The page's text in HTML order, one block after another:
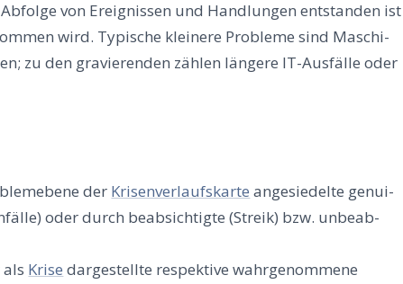
von Ereig­nis­sen und Hand­lun­gen ent­stan­den ist
wird. Typi­sche klei­ne­re Pro­ble­me sind Maschi­
zu den gra­vie­ren­den zäh­len län­ge­re IT-Aus­fäl­le oder
der Kri­sen­ver­laufs­kar­te ange­sie­del­te genui­
oder durch beab­sich­tig­te (Streik) bzw. unbe­ab­
Kri­se dar­ge­stell­te respek­ti­ve wahr­ge­nom­me­ne